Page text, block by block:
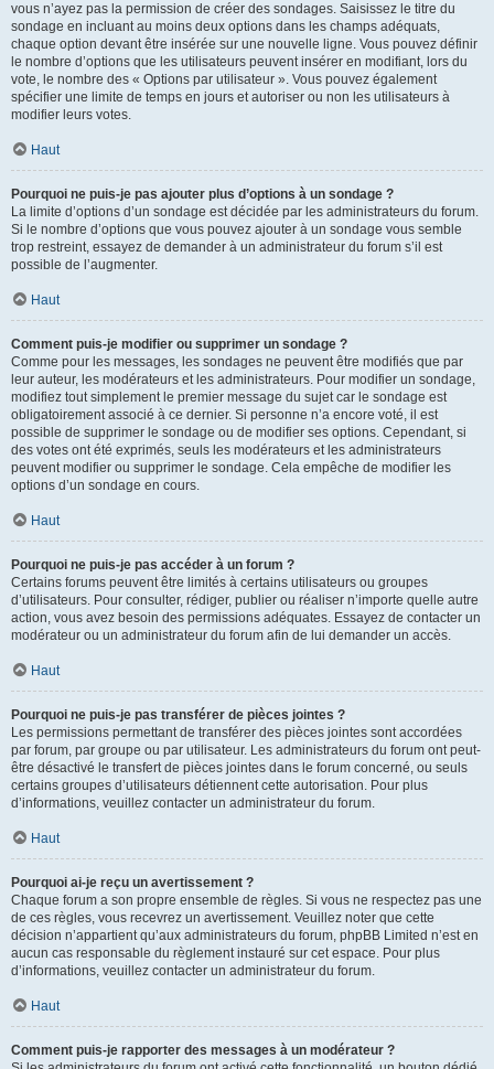
vous n’ayez pas la permission de créer des sondages. Saisissez le titre du
sondage en incluant au moins deux options dans les champs adéquats,
chaque option devant être insérée sur une nouvelle ligne. Vous pouvez définir
le nombre d’options que les utilisateurs peuvent insérer en modifiant, lors du
vote, le nombre des « Options par utilisateur ». Vous pouvez également
spécifier une limite de temps en jours et autoriser ou non les utilisateurs à
modifier leurs votes.
Haut
Pourquoi ne puis-je pas ajouter plus d’options à un sondage ?
La limite d’options d’un sondage est décidée par les administrateurs du forum.
Si le nombre d’options que vous pouvez ajouter à un sondage vous semble
trop restreint, essayez de demander à un administrateur du forum s’il est
possible de l’augmenter.
Haut
Comment puis-je modifier ou supprimer un sondage ?
Comme pour les messages, les sondages ne peuvent être modifiés que par
leur auteur, les modérateurs et les administrateurs. Pour modifier un sondage,
modifiez tout simplement le premier message du sujet car le sondage est
obligatoirement associé à ce dernier. Si personne n’a encore voté, il est
possible de supprimer le sondage ou de modifier ses options. Cependant, si
des votes ont été exprimés, seuls les modérateurs et les administrateurs
peuvent modifier ou supprimer le sondage. Cela empêche de modifier les
options d’un sondage en cours.
Haut
Pourquoi ne puis-je pas accéder à un forum ?
Certains forums peuvent être limités à certains utilisateurs ou groupes
d’utilisateurs. Pour consulter, rédiger, publier ou réaliser n’importe quelle autre
action, vous avez besoin des permissions adéquates. Essayez de contacter un
modérateur ou un administrateur du forum afin de lui demander un accès.
Haut
Pourquoi ne puis-je pas transférer de pièces jointes ?
Les permissions permettant de transférer des pièces jointes sont accordées
par forum, par groupe ou par utilisateur. Les administrateurs du forum ont peut-
être désactivé le transfert de pièces jointes dans le forum concerné, ou seuls
certains groupes d’utilisateurs détiennent cette autorisation. Pour plus
d’informations, veuillez contacter un administrateur du forum.
Haut
Pourquoi ai-je reçu un avertissement ?
Chaque forum a son propre ensemble de règles. Si vous ne respectez pas une
de ces règles, vous recevrez un avertissement. Veuillez noter que cette
décision n’appartient qu’aux administrateurs du forum, phpBB Limited n’est en
aucun cas responsable du règlement instauré sur cet espace. Pour plus
d’informations, veuillez contacter un administrateur du forum.
Haut
Comment puis-je rapporter des messages à un modérateur ?